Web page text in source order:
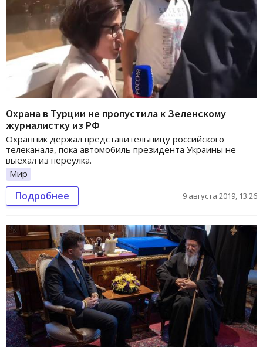
Охрана в Турции не пропустила к Зеленскому
журналистку из РФ
Охранник держал представительницу российского
телеканала, пока автомобиль президента Украины не
выехал из переулка.
Мир
Подробнее 9 августа 2019, 13:26